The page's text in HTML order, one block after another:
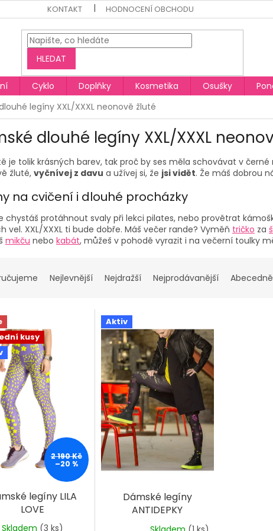
KONTAKT HODNOCENÍ OBCHODU
HLEDAT
Cyklo Doplňky Kosmetika Osušky
legíny XXL/XXXL neonově žluté
dlouhé legíny XXL/XXXL
je tolik krásných barev, tak proč by ses měla schovávat v
žluté, vyčnívej z davu a užívej si, že jsi vidět. Že máš dobrou
na cvičení i dlouhé procházky
chystáš protáhnout svaly při lekci pilates, nebo provětrat
vel. XXL/XXXL ti bude dobře. Máš večer rande? Vyměň tričko za
mikču nebo kabát, můžeš v pohodě vyrazit i na večerní toulky
Nejlevnější Nejdražší Nejprodávanější Abecedně
kusy
2 190 Kč
–20 %
legíny LILA
LOVE
Skladem (3 ks)
Aktiv
Dámské legíny
ANTIDEPKY